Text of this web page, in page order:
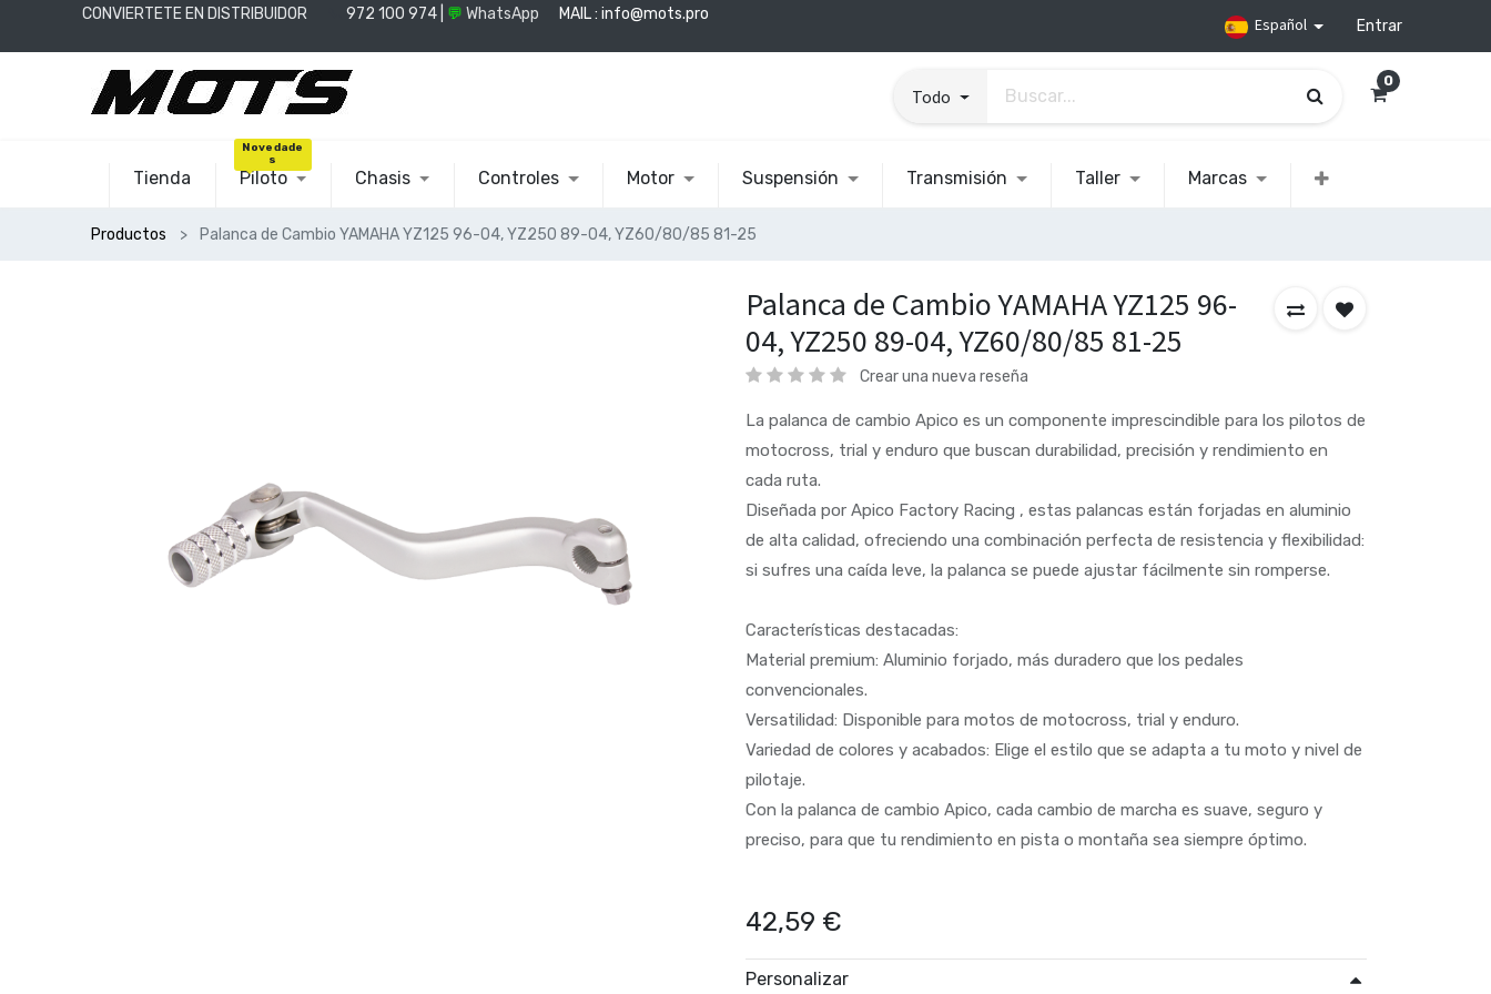
CONVIERTETE EN DISTRIBUIDOR 972 100 974 | 💬 WhatsApp MAIL :info@mots.pro
Español Entrar
Todo
0
Tienda Piloto
Novedade
s
Chasis Controles Motor Suspensión Transmisión Taller Marcas
Productos Palanca de Cambio YAMAHA YZ125 96-04, YZ250 89-04, YZ60/80/85 81-25
Palanca de Cambio YAMAHA YZ125 96-
04, YZ250 89-04, YZ60/80/85 81-25
Crear una nueva reseña
La palanca de cambio Apico es un componente imprescindible para los pilotos de
motocross, trial y enduro que buscan durabilidad, precisión y rendimiento en
cada ruta.
Diseñada por Apico Factory Racing , estas palancas están forjadas en aluminio
de alta calidad, ofreciendo una combinación perfecta de resistencia y flexibilidad:
si sufres una caída leve, la palanca se puede ajustar fácilmente sin romperse.
Características destacadas:
Material premium: Aluminio forjado, más duradero que los pedales
convencionales.
Versatilidad: Disponible para motos de motocross, trial y enduro.
Variedad de colores y acabados: Elige el estilo que se adapta a tu moto y nivel de
pilotaje.
Con la palanca de cambio Apico, cada cambio de marcha es suave, seguro y
preciso, para que tu rendimiento en pista o montaña sea siempre óptimo.
42,59 €
Personalizar